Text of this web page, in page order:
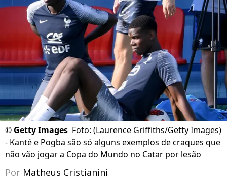
© Getty Images Foto: (Laurence Griffiths/Getty Images)
- Kanté e Pogba são só alguns exemplos de craques que
não vão jogar a Copa do Mundo no Catar por lesão
Por Matheus Cristianini